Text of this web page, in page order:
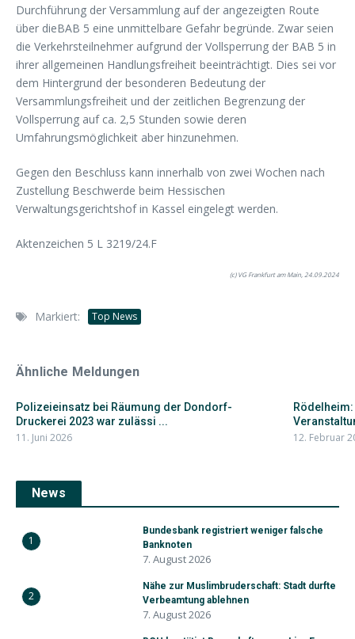
Durchführung der Versammlung auf der angezeigten Route
über dieBAB 5 eine unmittelbare Gefahr begründe. Zwar seien
die Verkehrsteilnehmer aufgrund der Vollsperrung der BAB 5 in
ihrer allgemeinen Handlungsfreiheit beeinträchtigt. Dies sei vor
dem Hintergrund der besonderen Bedeutung der
Versammlungsfreiheit und der zeitlichen Begrenzung der
Vollsperrung auf ca. 2,5 Stunden sowie deren
Umfahrungsmöglichkeit aber hinzunehmen.
Gegen den Beschluss kann innerhalb von zwei Wochen nach
Zustellung Beschwerde beim Hessischen
Verwaltungsgerichtshof in Kassel eingelegt werden.
Aktenzeichen 5 L 3219/24.F
(c) VG Frankfurt am Main, 24.09.2024
Markiert: Top News
Ähnliche Meldungen
Polizeieinsatz bei Räumung der Dondorf-
Druckerei 2023 war zulässi ...
11. Juni 2026 12. Februar
News
1
Bundesbank registriert weniger falsche
Banknoten
7. August 2026
2
Nähe zur Muslimbruderschaft: Stadt durfte
Verbeamtung ablehnen
7. August 2026